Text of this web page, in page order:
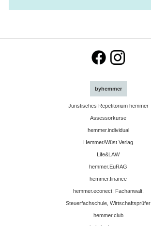
byhemmer
Juristisches Repetitorium hemmer
Assessorkurse
hemmer.individual
Hemmer/Wüst Verlag
Life&LAW
hemmer.EuRAG
hemmer.finance
hemmer.econect: Fachanwalt,
Steuerfachschule, Wirtschaftsprüfer
hemmer.club